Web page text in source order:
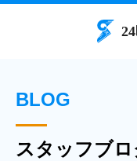
BLOG
スタッフブ